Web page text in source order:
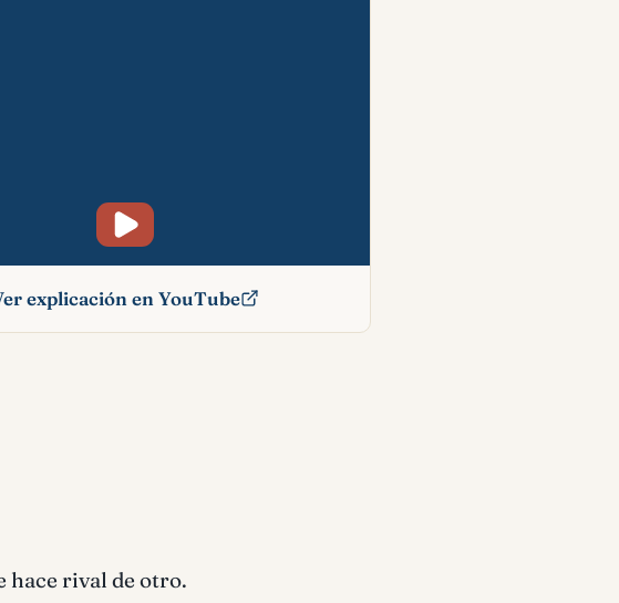
explicación en vídeo
explicación en YouTube
hace rival de otro.